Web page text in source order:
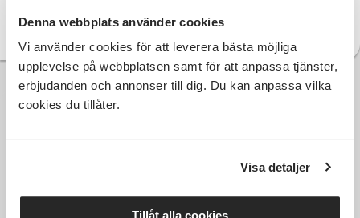
Denna webbplats använder cookies
Vi använder cookies för att leverera bästa möjliga
upplevelse på webbplatsen samt för att anpassa tjänster,
erbjudanden och annonser till dig. Du kan anpassa vilka
cookies du tillåter.
Visa detaljer
Toverumsshowen med Ulf Carling